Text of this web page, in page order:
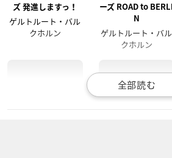
ズ 発進しますっ！
ゲルトルート・バル
クホルン
ーズ ROAD to BERLI
N
ゲルトルート・バル
クホルン